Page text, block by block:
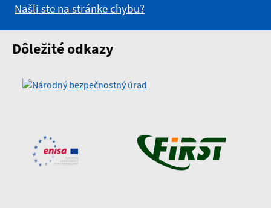
Našli ste na stránke chybu?
Dôležité odkazy